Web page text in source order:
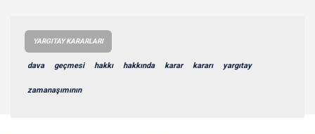
YARGITAY KARARLARI
dava geçmesi hakkı hakkında karar kararı yargıtay
zamanaşımının